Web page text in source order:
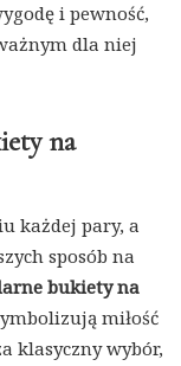
i pewność,
dla niej
na
każdej pary, a
sposób na
bukiety na
miłość
klasyczny wybór,